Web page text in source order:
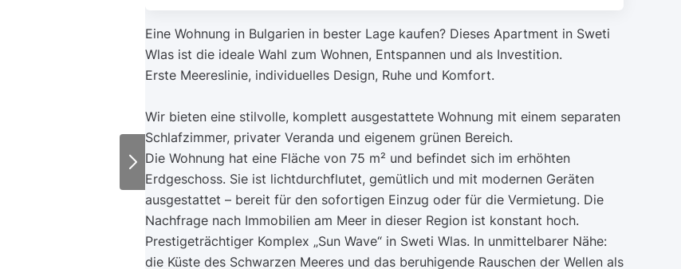
Eine Wohnung in Bulgarien in bester Lage kaufen? Dieses Apartment in Sweti
Wlas ist die ideale Wahl zum Wohnen, Entspannen und als Investition.
Erste Meereslinie, individuelles Design, Ruhe und Komfort.
Wir bieten eine stilvolle, komplett ausgestattete Wohnung mit einem separaten
Schlafzimmer, privater Veranda und eigenem grünen Bereich.
Die Wohnung hat eine Fläche von 75 m² und befindet sich im erhöhten
Erdgeschoss. Sie ist lichtdurchflutet, gemütlich und mit modernen Geräten
ausgestattet – bereit für den sofortigen Einzug oder für die Vermietung. Die
Nachfrage nach Immobilien am Meer in dieser Region ist konstant hoch.
Prestigeträchtiger Komplex „Sun Wave“ in Sweti Wlas. In unmittelbarer Nähe:
die Küste des Schwarzen Meeres und das beruhigende Rauschen der Wellen als